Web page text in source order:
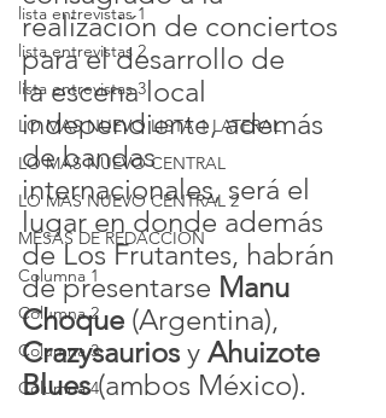
lista entrevistas 1
lista entrevistas 2
lista entrevistas 3
LO MAS NUEVO LISTA 1 LATERAL
LO MAS NUEVO CENTRAL
LO MAS NUEVO CENTRAL 2
MESAS DE REDACCION
Columna 1
Columna 2
Columna 3
Columna 4
realización de conciertos
para el desarrollo de
la escena local
independiente, además
de bandas
internacionales, será el
lugar en donde además
de Los Frutantes, habrán
de presentarse Manu
Choque (Argentina),
Crazysaurios y Ahuizote
Blues (ambos México).